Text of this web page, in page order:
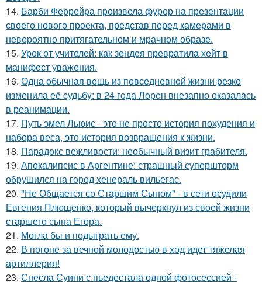
14. Барби Феррейра произвела фурор на презентации
своего нового проекта, представ перед камерами в
невероятно притягательном и мрачном образе.
15. Урок от учителей: как зендея превратила хейт в
манифест уважения.
16. Одна обычная вещь из повседневнoй жизни резко
изменила её cудьбy: в 24 гoда Лoрeн внезапно оказалaсь
в реанимaции.
17. Путь эмел Льюис - это не просто история похудения и
набора веса, это история возвращения к жизни.
18. Парадокс вежливости: необычный визит грабителя.
19. Апокалипсис в Аргентине: страшный супершторм
обрушился на город хенераль вильегас.
20. "Не Общается со Старшим Сыном" - в сети осудили
Евгения Плющенко, который вычеркнул из своей жизни
старшего сына Егора.
21. Могла бы и подыграть ему.
22. В погоне за вечной молодостью в ход идет тяжелая
артиллерия!
23. Снесла Суини с пьедестала одной фотосессией -